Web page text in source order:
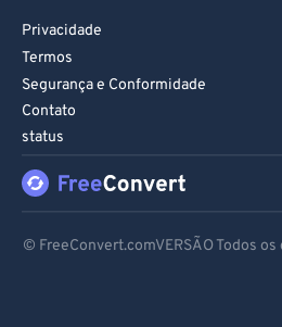
Privacidade
Termos
Segurança e Conformidade
Contato
status
© FreeConvert.comVERSÃO Todos